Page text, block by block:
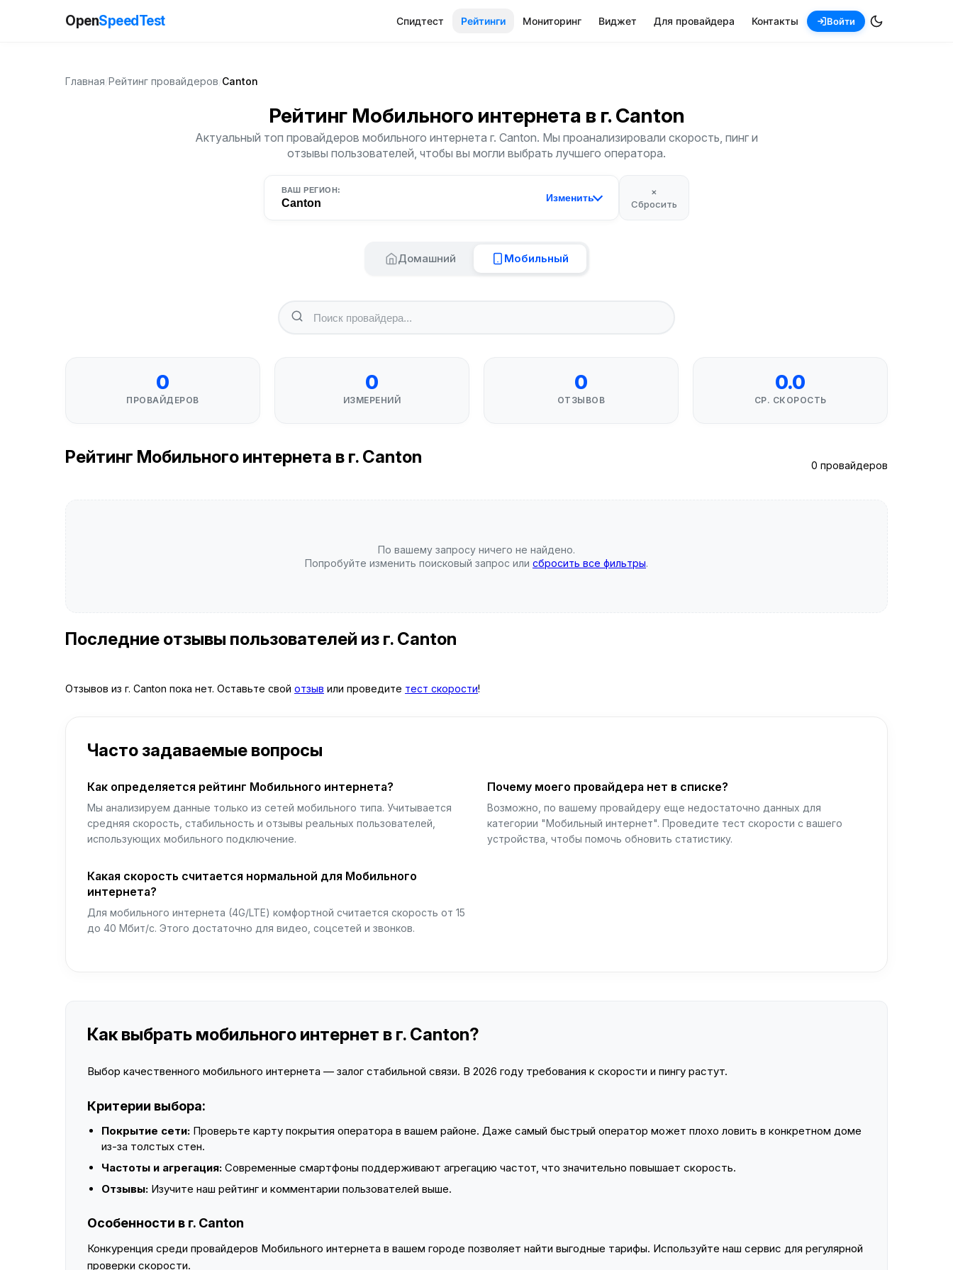
OpenSpeedTest Спидтест Рейтинги Мониторинг Виджет Для провайдера Контакты Войти
Главная Рейтинг провайдеров Canton
Рейтинг Мобильного интернета в г. Canton
Актуальный топ провайдеров мобильного интернета г. Canton. Мы проанализировали скорость, пинг и
отзывы пользователей, чтобы вы могли выбрать лучшего оператора.
ВАШ РЕГИОН:
Canton Изменить
×
Сбросить
Домашний Мобильный
0
ПРОВАЙДЕРОВ
0
ИЗМЕРЕНИЙ
0
ОТЗЫВОВ
0.0
СР. СКОРОСТЬ
Рейтинг Мобильного интернета в г. Canton 0 провайдеров
По вашему запросу ничего не найдено.
Попробуйте изменить поисковый запрос или сбросить все фильтры.
Последние отзывы пользователей из г. Canton
Отзывов из г. Canton пока нет. Оставьте свой отзыв или проведите тест скорости!
Часто задаваемые вопросы
Как определяется рейтинг Мобильного интернета?
Мы анализируем данные только из сетей мобильного типа. Учитывается
средняя скорость, стабильность и отзывы реальных пользователей,
использующих мобильного подключение.
Почему моего провайдера нет в списке?
Возможно, по вашему провайдеру еще недостаточно данных для
категории "Мобильный интернет". Проведите тест скорости с вашего
устройства, чтобы помочь обновить статистику.
Какая скорость считается нормальной для Мобильного
интернета?
Для мобильного интернета (4G/LTE) комфортной считается скорость от 15
до 40 Мбит/с. Этого достаточно для видео, соцсетей и звонков.
Как выбрать мобильного интернет в г. Canton?
Выбор качественного мобильного интернета — залог стабильной связи. В 2026 году требования к скорости и пингу растут.
Критерии выбора:
Покрытие сети: Проверьте карту покрытия оператора в вашем районе. Даже самый быстрый оператор может плохо ловить в конкретном доме
из-за толстых стен.
Частоты и агрегация: Современные смартфоны поддерживают агрегацию частот, что значительно повышает скорость.
Отзывы: Изучите наш рейтинг и комментарии пользователей выше.
Особенности в г. Canton
Конкуренция среди провайдеров Мобильного интернета в вашем городе позволяет найти выгодные тарифы. Используйте наш сервис для регулярной
проверки скорости.